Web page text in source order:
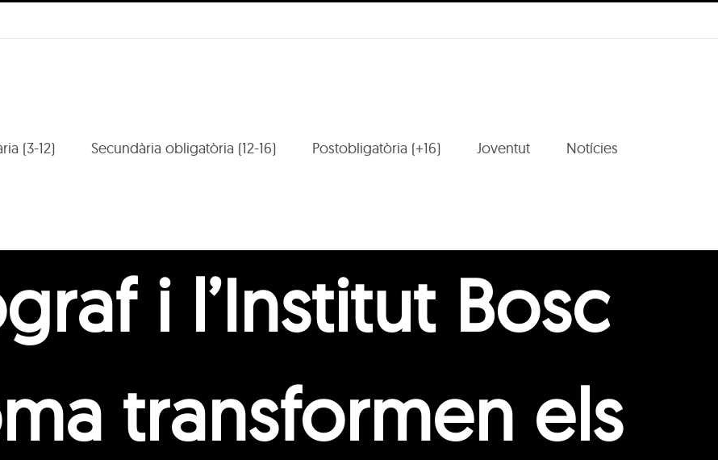
(3-12) Secundària obligatòria (12-16) Postobligatòria (+16) Joventut Notícies
i l’Institut Bosc
transformen els